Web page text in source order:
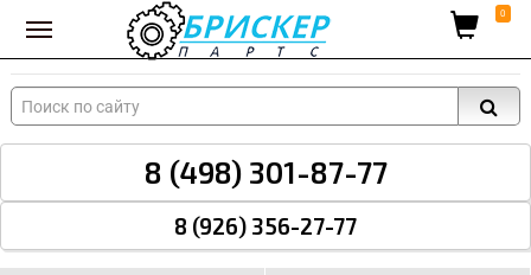
Вход для поставщиков 0
8 (498) 301-87-77
8 (926) 356-27-77